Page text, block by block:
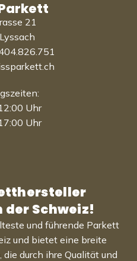
21
Uhr
Uhr
Schweiz!
und führende Parkett
und bietet eine breite
durch ihre Qualität und